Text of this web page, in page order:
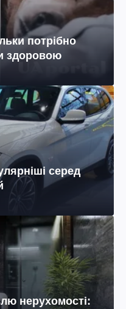
потрібно
здоровою
серед
нерухомості: